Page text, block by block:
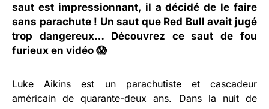
saut est impressionnant, il a décidé de le faire
sans parachute ! Un saut que Red Bull avait jugé
trop dangereux… Découvrez ce saut de fou
furieux en vidéo 😱
Luke Aikins est un parachutiste et cascadeur
américain de quarante-deux ans. Dans la nuit de